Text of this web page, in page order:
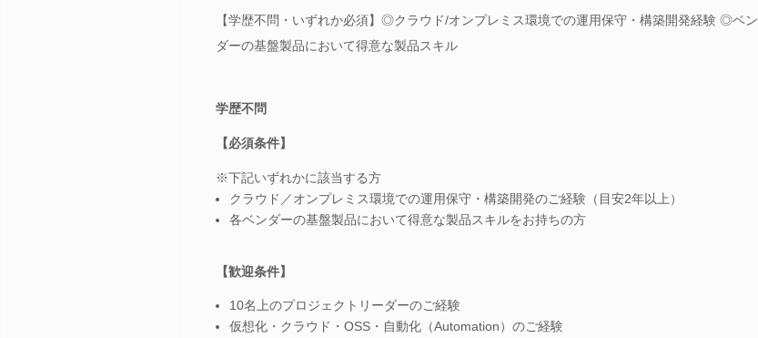
【学歴不問・いずれか必須】◎クラウド/オンプレミス環境での運用保守・構築開発経験 ◎ベン
ダーの基盤製品において得意な製品スキル
学歴不問
【必須条件】
※下記いずれかに該当する方
クラウド／オンプレミス環境での運用保守・構築開発のご経験（目安2年以上）
各ベンダーの基盤製品において得意な製品スキルをお持ちの方
【歓迎条件】
10名上のプロジェクトリーダーのご経験
仮想化・クラウド・OSS・自動化（Automation）のご経験